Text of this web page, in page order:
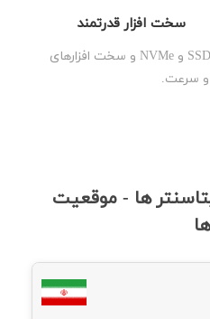
سخت افزار قدرتمند
استفاده از هاردهای پرسرعت SSD و NVMe و سخت افزارهای
و سرعت.
ها - موقعیت
ها